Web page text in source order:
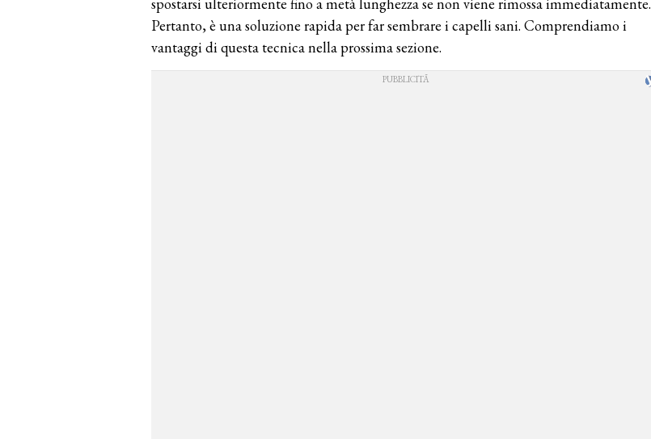
Pertanto, è una soluzione rapida per far sembrare i capelli sani. Comprendiamo i
vantaggi di questa tecnica nella prossima sezione.